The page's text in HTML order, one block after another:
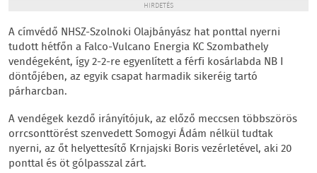
HIRDETÉS
A címvédő NHSZ-Szolnoki Olajbányász hat ponttal nyerni
tudott hétfőn a Falco-Vulcano Energia KC Szombathely
vendégeként, így 2-2-re egyenlített a férfi kosárlabda NB I
döntőjében, az egyik csapat harmadik sikeréig tartó
párharcban.
A vendégek kezdő irányítójuk, az előző meccsen többszörös
orrcsonttörést szenvedett Somogyi Ádám nélkül tudtak
nyerni, az őt helyettesítő Krnjajski Boris vezérletével, aki 20
ponttal és öt gólpasszal zárt.